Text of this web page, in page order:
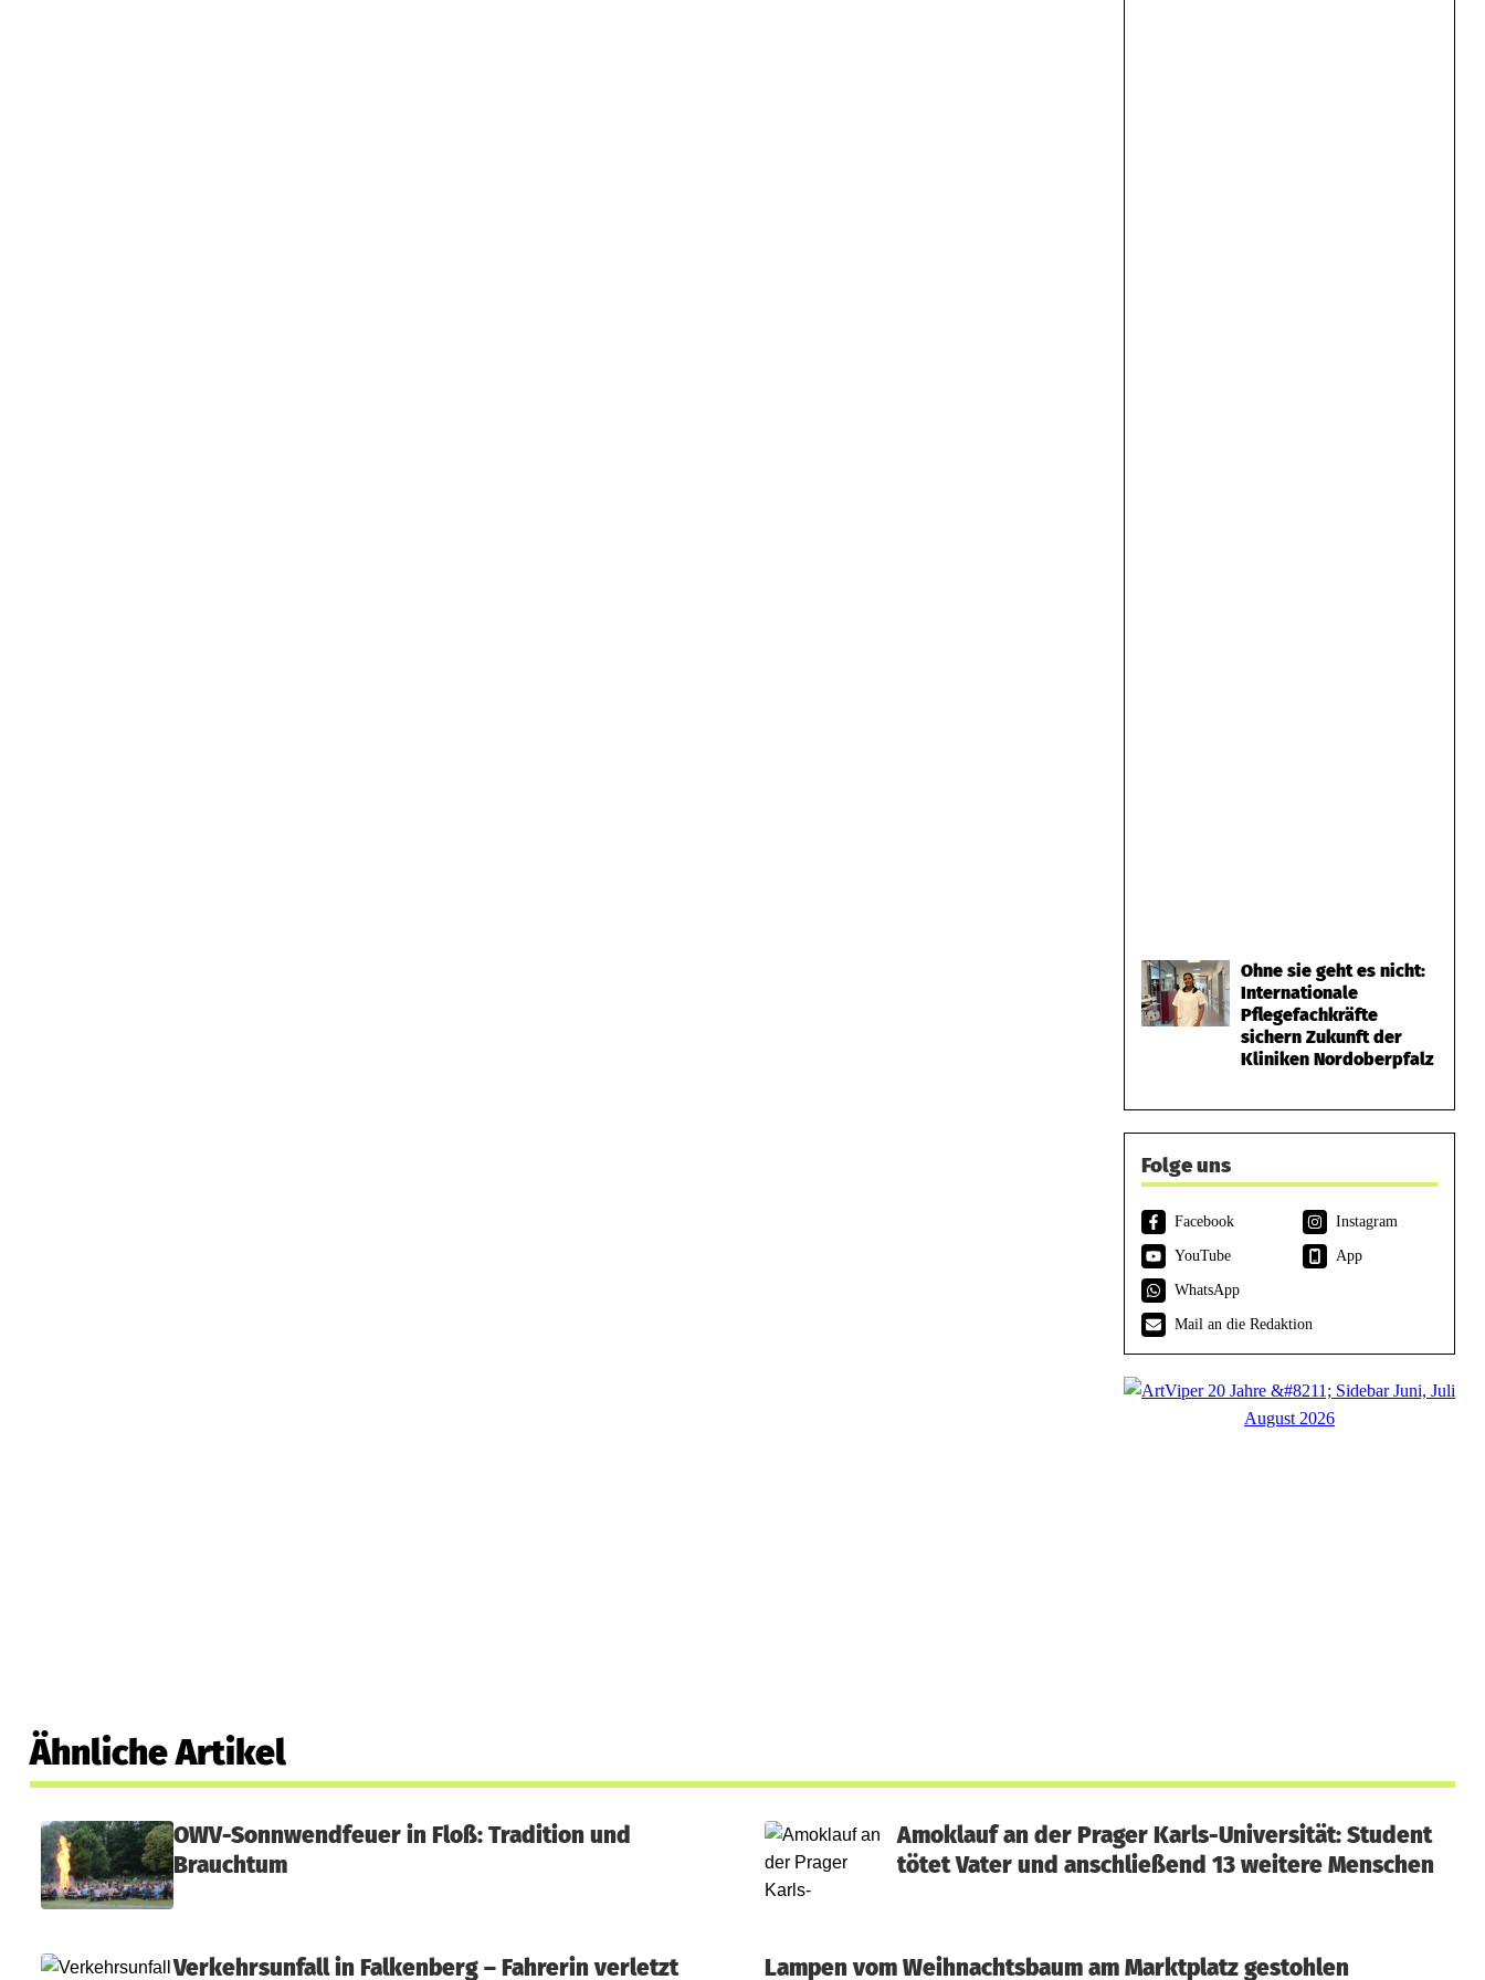
Ohne sie geht es nicht:
Internationale
Pflegefachkräfte
sichern Zukunft der
Kliniken Nordoberpfalz
Folge uns
Facebook
Instagram
YouTube
App
WhatsApp
Mail an die Redaktion
Ähnliche Artikel
OWV-Sonnwendfeuer in Floß: Tradition und
Brauchtum
Amoklauf an der Prager Karls-Universität: Student
tötet Vater und anschließend 13 weitere Menschen
Verkehrsunfall in Falkenberg – Fahrerin verletzt Lampen vom Weihnachtsbaum am Marktplatz gestohlen